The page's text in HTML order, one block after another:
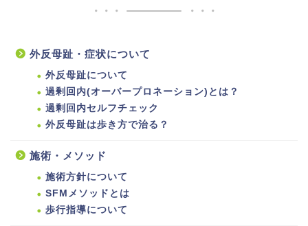
外反母趾・症状について
外反母趾について
過剰回内(オーバープロネーション)とは？
過剰回内セルフチェック
外反母趾は歩き方で治る？
施術・メソッド
施術方針について
SFMメソッドとは
歩行指導について